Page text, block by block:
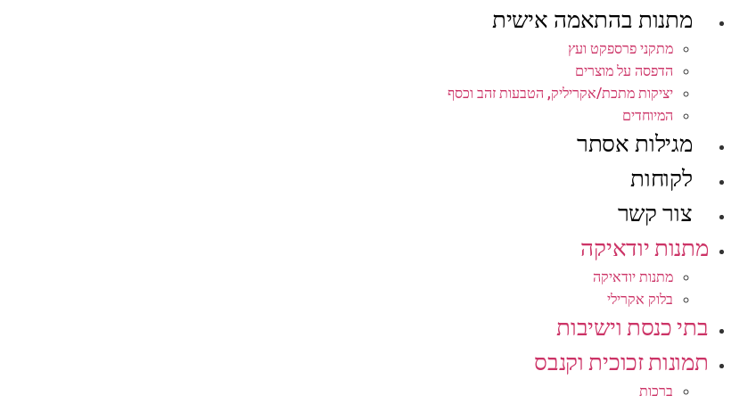
מתנות בהתאמה אישית
מתקני פרספקט ועץ
הדפסה על מוצרים
יציקות מתכת/אקריליק, הטבעות זהב וכסף
המיוחדים
מגילות אסתר
לקוחות
צור קשר
מתנות יודאיקה
מתנות יודאיקה
בלוק אקרילי
בתי כנסת וישיבות
תמונות זכוכית וקנבס
ברכות